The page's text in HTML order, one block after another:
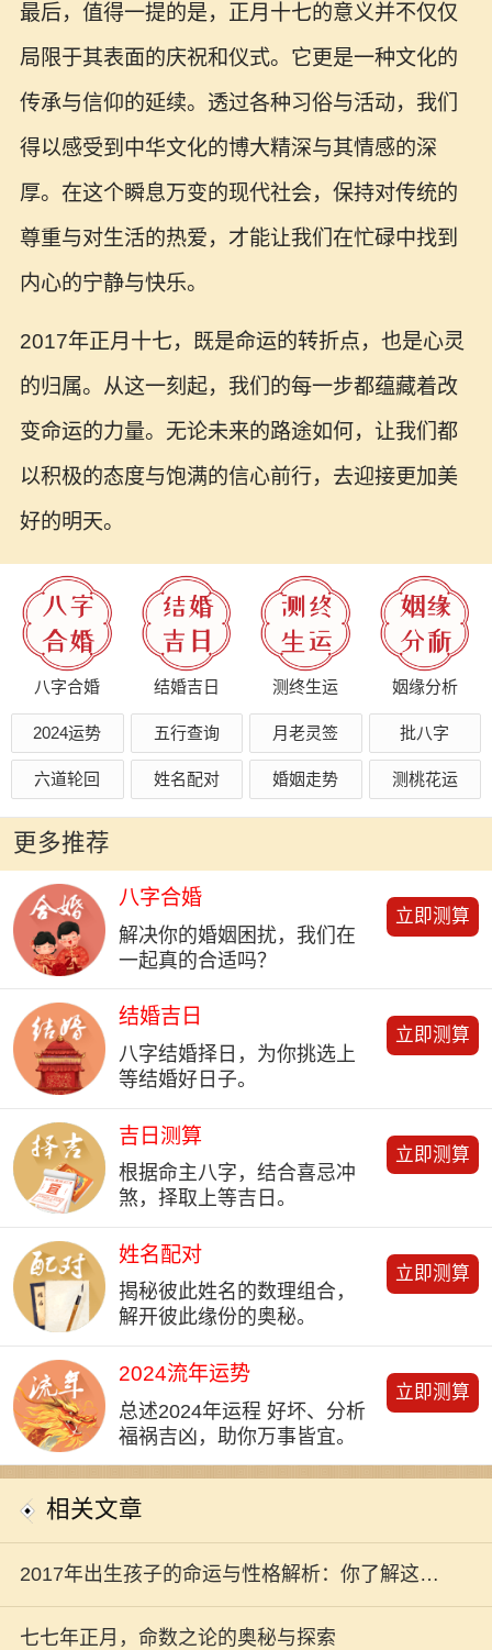
最后，值得一提的是，正月十七的意义并不仅仅
局限于其表面的庆祝和仪式。它更是一种文化的
传承与信仰的延续。透过各种习俗与活动，我们
得以感受到中华文化的博大精深与其情感的深
厚。在这个瞬息万变的现代社会，保持对传统的
尊重与对生活的热爱，才能让我们在忙碌中找到
内心的宁静与快乐。
2017年正月十七，既是命运的转折点，也是心灵
的归属。从这一刻起，我们的每一步都蕴藏着改
变命运的力量。无论未来的路途如何，让我们都
以积极的态度与饱满的信心前行，去迎接更加美
好的明天。
八字合婚 结婚吉日 测终生运 姻缘分析
2024运势 五行查询 月老灵签 批八字
六道轮回 姓名配对 婚姻走势 测桃花运
更多推荐
八字合婚
解决你的婚姻困扰，我们在
一起真的合适吗？
立即测算
结婚吉日
八字结婚择日，为你挑选上
等结婚好日子。
立即测算
吉日测算
根据命主八字，结合喜忌冲
煞，择取上等吉日。
立即测算
姓名配对
揭秘彼此姓名的数理组合，
解开彼此缘份的奥秘。
立即测算
2024流年运势
总述2024年运程 好坏、分析
福祸吉凶，助你万事皆宜。
立即测算
相关文章
2017年出生孩子的命运与性格解析：你了解这个
新生代吗？
七七年正月，命数之论的奥秘与探索